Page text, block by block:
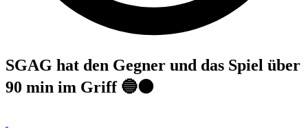
SGAG hat den Gegner und das Spiel über
90 min im Griff 🔵⚫️